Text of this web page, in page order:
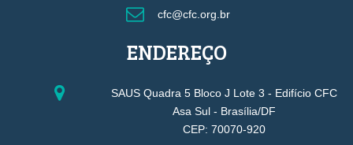
cfc@cfc.org.br
ENDEREÇO
SAUS Quadra 5 Bloco J Lote 3 - Edifício CFC
Asa Sul - Brasília/DF
CEP: 70070-920